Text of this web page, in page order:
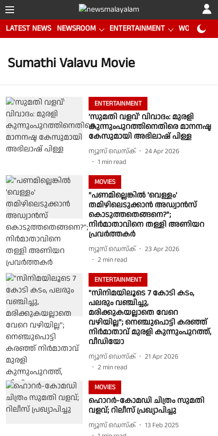
LATEST NEWS NEWSROOM ENTERTAINMENT WORLD CUP
Sumathi Valavu Movie
ENTERTAINMENT
'സുമതി വളവ്' വിവാദം: മുരളി
കുന്നുംപുറത്തിനെതിരെ മാനനഷ്ട
കേസുമായി അഭിലാഷ് പിള്ള
ന്യൂസ് ഡെസ്ക്
24 Apr 2026
1 min read
MOVIES
"പണമില്ലെങ്കില്‍ 'വെള്ളം'
തമിഴിലെടുക്കാന്‍ അഡ്വാന്‍സ്
കൊടുത്തതെങ്ങനെ?";
നിര്‍മാതാവിനെ തള്ളി അണിയറ
പ്രവര്‍ത്തകര്‍
ന്യൂസ് ഡെസ്ക്
23 Apr 2026
2 min read
ENTERTAINMENT
​"സിനിമയിലൂടെ 7 കോടി കടം,
പലരും വഞ്ചിച്ചു,
മരിക്കുകയല്ലാതെ വേറെ
വഴിയില്ല"; നെഞ്ചുപൊട്ടി കരഞ്ഞ്
നിര്‍മാതാവ് മുരളി കുന്നുംപുറത്ത്,
വീഡിയോ
ന്യൂസ് ഡെസ്ക്
21 Apr 2026
2 min read
MOVIES
ഹൊറര്‍-കോമഡി ചിത്രം സുമതി
വളവ്; റിലീസ് പ്രഖ്യാപിച്ചു
ന്യൂസ് ഡെസ്ക്
13 Feb 2025